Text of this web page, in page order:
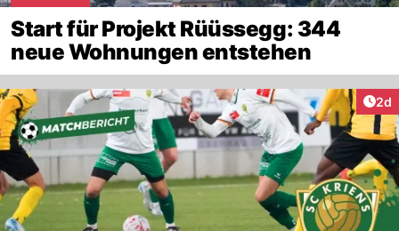
Start für Projekt Rüüssegg: 344
neue Wohnungen entstehen
2d